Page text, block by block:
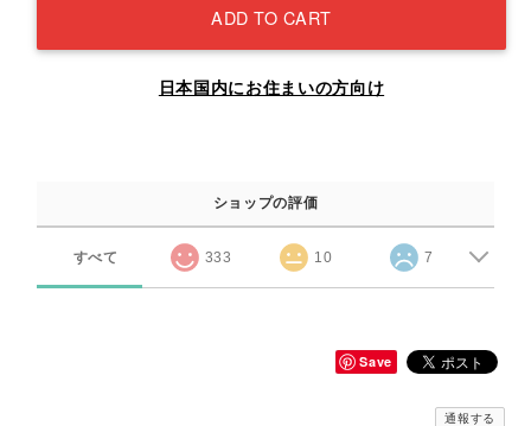
ADD TO CART
日本国内にお住まいの方向け
ショップの評価
すべて 333 10 7
Save
通報する